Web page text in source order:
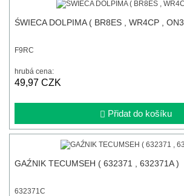
ŚWIECA DOLPIMA ( BR8ES , WR4CP ,
F9RC
hrubá cena:
49,97 CZK
Přidat do košíku
GAŹNIK TECUMSEH ( 632371 , 632371A )
632371C